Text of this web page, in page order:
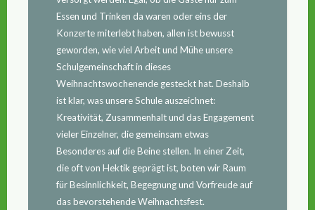
Essen und Trinken da waren oder eins der
Konzerte miterlebt haben, allen ist bewusst
geworden, wie viel Arbeit und Mühe unsere
Schulgemeinschaft in dieses
Weihnachtswochenende gesteckt hat. Deshalb
ist klar, was unsere Schule auszeichnet:
Kreativität, Zusammenhalt und das Engagement
vieler Einzelner, die gemeinsam etwas
Besonderes auf die Beine stellen. In einer Zeit,
die oft von Hektik geprägt ist, boten wir Raum
für Besinnlichkeit, Begegnung und Vorfreude auf
das bevorstehende Weihnachtsfest.